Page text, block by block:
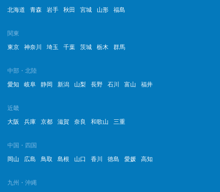
2022年8月
2022年6月
2022年5月
北海道
青森 岩手 秋田 宮城 山形 福島
関東
東京
神奈川 埼玉 千葉 茨城 栃木 群馬
中部・北陸
愛知
岐阜 静岡 新潟 山梨 長野 石川 富山 福井
近畿
大阪
兵庫 京都 滋賀 奈良 和歌山 三重
中国・四国
岡山
広島 鳥取 島根 山口 香川 徳島 愛媛 高知
九州・沖縄